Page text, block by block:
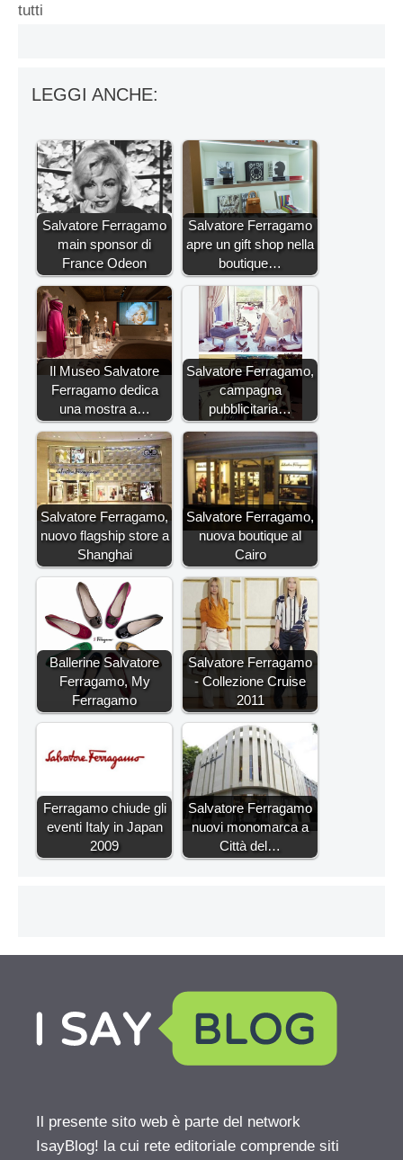
tutti
LEGGI ANCHE:
Salvatore Ferragamo
main sponsor di
France Odeon
Salvatore Ferragamo
apre un gift shop nella
boutique…
Il Museo Salvatore
Ferragamo dedica
una mostra a…
Salvatore Ferragamo,
campagna
pubblicitaria…
Salvatore Ferragamo,
nuovo flagship store a
Shanghai
Salvatore Ferragamo,
nuova boutique al
Cairo
Ballerine Salvatore
Ferragamo, My
Ferragamo
Salvatore Ferragamo
- Collezione Cruise
2011
Ferragamo chiude gli
eventi Italy in Japan
2009
Salvatore Ferragamo
nuovi monomarca a
Città del…
Il presente sito web è parte del network
IsayBlog! la cui rete editoriale comprende siti